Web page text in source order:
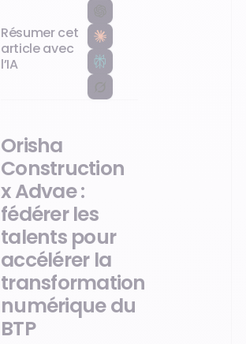
Résumer cet
article avec
l’IA
Orisha
Construction
x Advae :
fédérer les
talents pour
accélérer la
transformation
numérique du
BTP